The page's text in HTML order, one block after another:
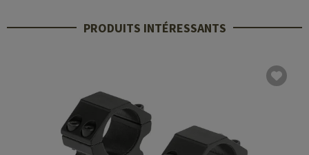
PRODUITS INTÉRESSANTS